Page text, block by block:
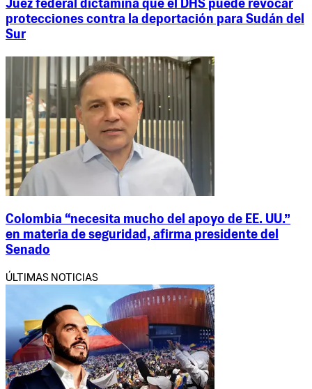
Juez federal dictamina que el DHS puede revocar
protecciones contra la deportación para Sudán del
Sur
Colombia “necesita mucho del apoyo de EE. UU.”
en materia de seguridad, afirma presidente del
Senado
ÚLTIMAS NOTICIAS